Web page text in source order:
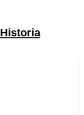
Historia